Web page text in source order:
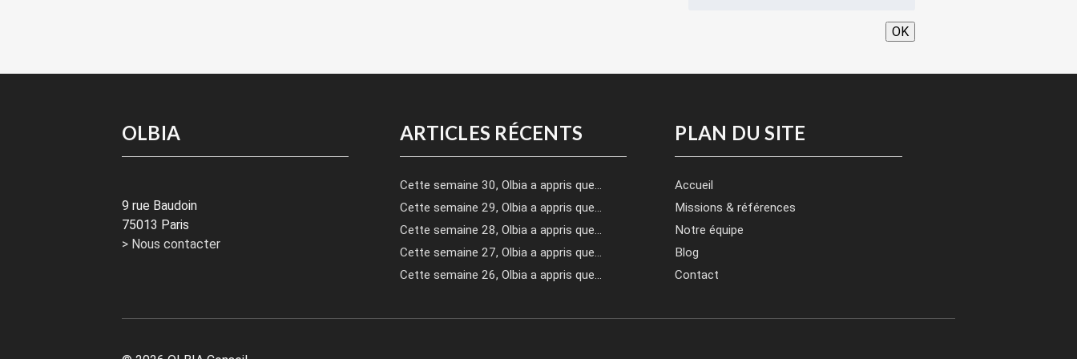
OK
OLBIA
9 rue Baudoin
75013 Paris
> Nous contacter
ARTICLES RÉCENTS
Cette semaine 30, Olbia a appris que…
Cette semaine 29, Olbia a appris que…
Cette semaine 28, Olbia a appris que…
Cette semaine 27, Olbia a appris que…
Cette semaine 26, Olbia a appris que…
PLAN DU SITE
Accueil
Missions & références
Notre équipe
Blog
Contact